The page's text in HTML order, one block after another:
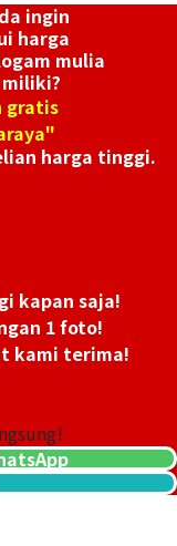
ingin
harga
mulia
gratis
harga tinggi.
kapan saja!
1 foto!
kami terima!